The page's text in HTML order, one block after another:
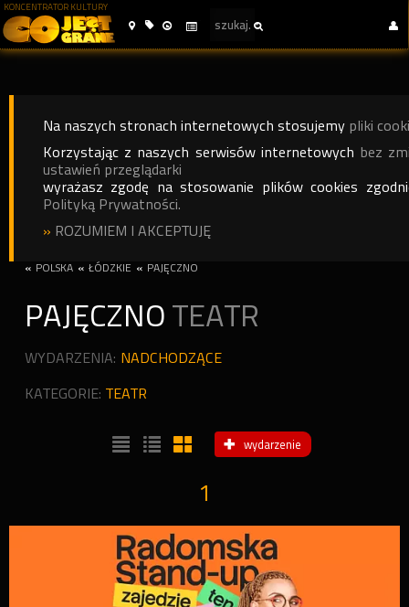
KONCENTRATOR KULTURY
Na naszych stronach internetowych stosujemy pliki
Korzystając z naszych serwisów internetowych bez
ustawień przeglądarki
wyrażasz zgodę na stosowanie plików cookies
Polityką Prywatności.
» ROZUMIEM I AKCEPTUJĘ
« POLSKA « ŁÓDZKIE « PAJĘCZNO
PAJĘCZNOTEATR
WYDARZENIA: NADCHODZĄCE
KATEGORIE: TEATR
wydarzenie
1